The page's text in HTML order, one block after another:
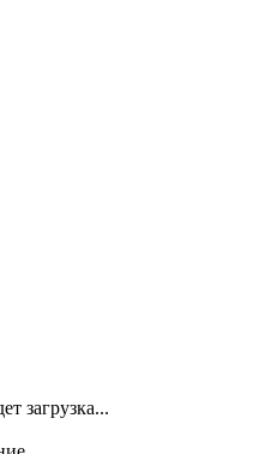
загрузка...